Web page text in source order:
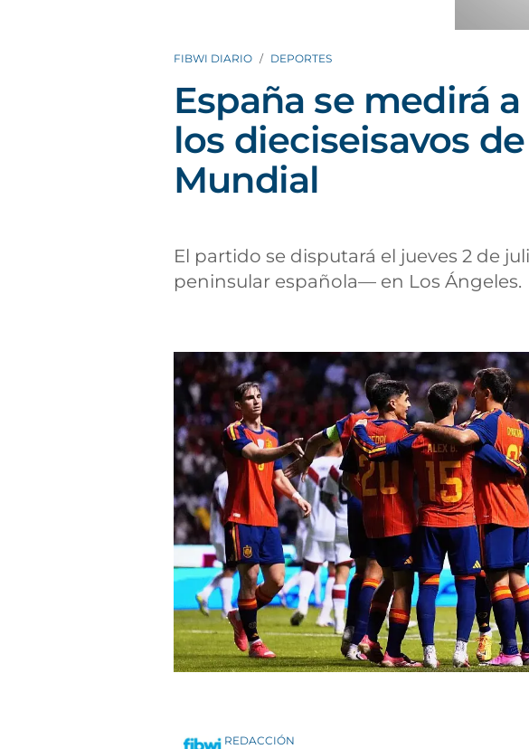
FIBWI DIARIO DEPORTES
España se medirá
los dieciseisavos
Mundial
El partido se disputará el jueves 2 de
peninsular española— en Los Ángeles.
REDACCIÓN